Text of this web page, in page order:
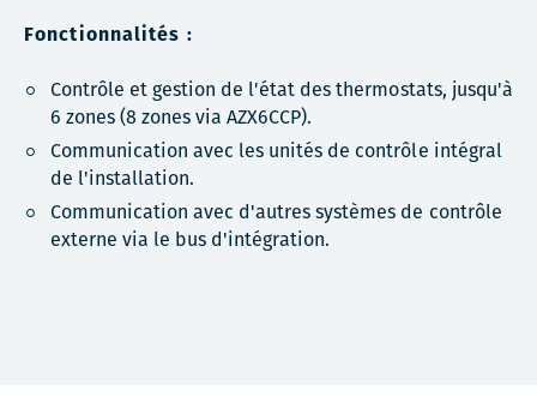
Fonctionnalités :
Contrôle et gestion de l'état des thermostats, jusqu'à
6 zones (8 zones via AZX6CCP).
Communication avec les unités de contrôle intégral
de l'installation.
Communication avec d'autres systèmes de contrôle
externe via le bus d'intégration.